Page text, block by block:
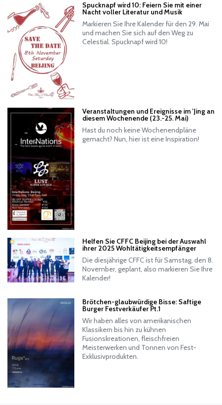
Spucknapf wird 10: Feiern Sie mit einer
Nacht voller Literatur und Musik
Markieren Sie Ihre Kalender für den 29. Mai
und machen Sie sich auf den Weg zu
Celestial. Spucknapf wird 10!
Veranstaltungen und Ereignisse im 'Jing an
diesem Wochenende (23.-25. Mai)
Hast du noch keine Wochenendpläne
gemacht? Nun, hier ist eine Inspiration!
Helfen Sie CFFC Beijing bei der Auswahl
ihrer 2025 Wohltätigkeitsempfänger
Die diesjährige CFFC ist für Samstag, den 8.
November, geplant, also markieren Sie Ihre
Kalender!
Brötchen-glaubwürdige Bisse: Saftige
Burger Festverkäufer Pt.1
Wir haben alles von amerikanischen
Klassikern bis hin zu kühnen
Fusionskreationen, fleischfreien
Meisterwerken und Tonnen von Fest-
Exklusivprodukten.